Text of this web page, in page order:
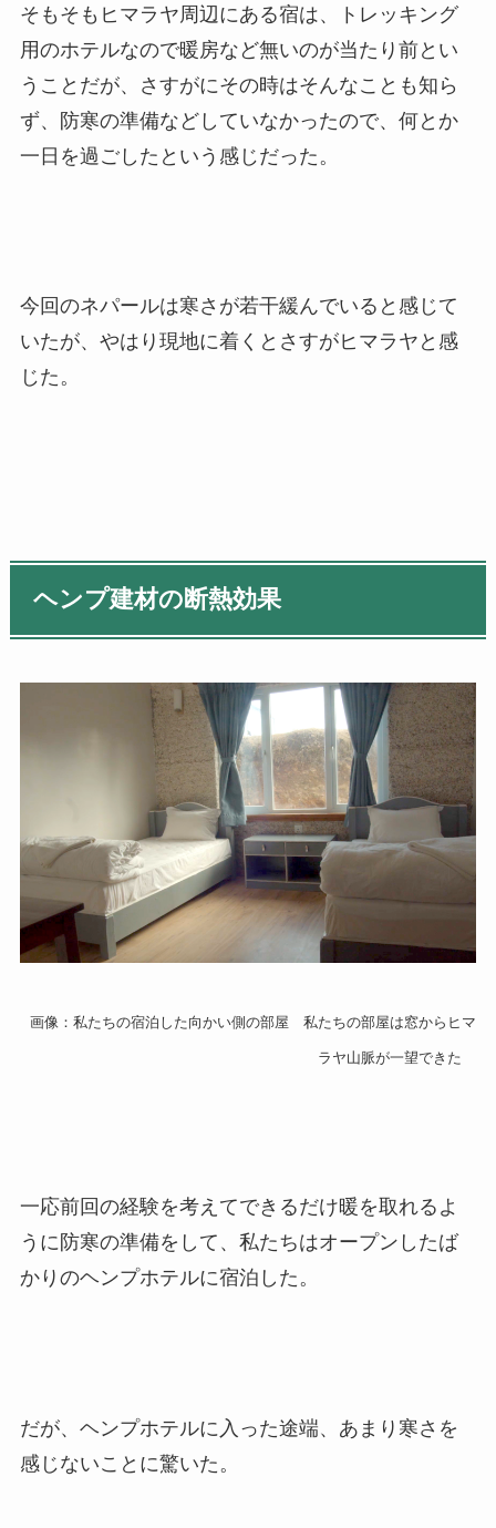
そもそもヒマラヤ周辺にある宿は、トレッキング
用のホテルなので暖房など無いのが当たり前とい
うことだが、さすがにその時はそんなことも知ら
ず、防寒の準備などしていなかったので、何とか
一日を過ごしたという感じだった。
今回のネパールは寒さが若干緩んでいると感じて
いたが、やはり現地に着くとさすがヒマラヤと感
じた。
ヘンプ建材の断熱効果
画像：私たちの宿泊した向かい側の部屋 私たちの部屋は窓からヒマ
ラヤ山脈が一望できた
一応前回の経験を考えてできるだけ暖を取れるよ
うに防寒の準備をして、私たちはオープンしたば
かりのヘンプホテルに宿泊した。
だが、ヘンプホテルに入った途端、あまり寒さを
感じないことに驚いた。